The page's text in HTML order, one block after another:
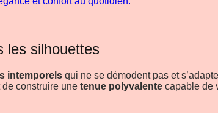
les silhouettes
intemporels qui ne se démodent pas et
construire une tenue polyvalente capable de